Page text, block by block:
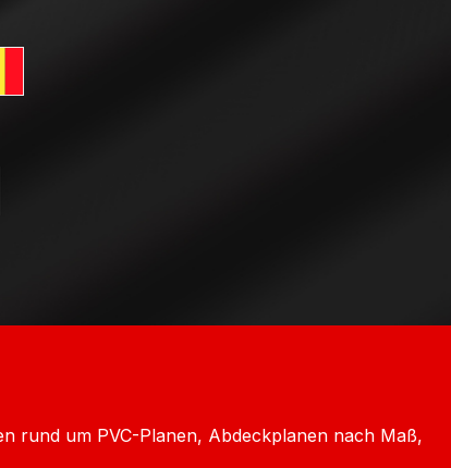
SchweizNiederlande
GLS Versand Belgien
Frankreich
Versand Italien
rund um PVC-Planen, Abdeckplanen nach Maß,